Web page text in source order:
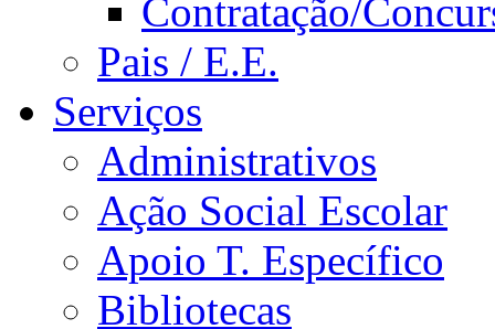
Contratação/
Pais / E.E.
Serviços
Administrativos
Ação Social Escolar
Apoio T. Específico
Bibliotecas